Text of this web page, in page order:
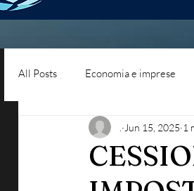
All Posts Economia e imprese
Diritto del lavoro Blog -
Jun 15, 2025 1